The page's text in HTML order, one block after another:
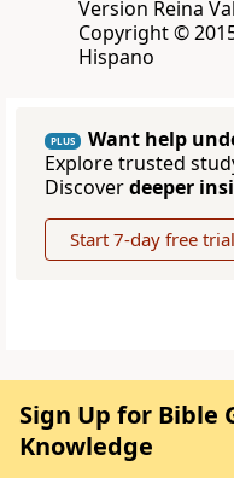
Version Reina
Copyright ©
Hispano
PLUS
Want help
Explore trusted
Discoverdeeper
Start 7-day free trial
Sign Up for Bible
Knowledge